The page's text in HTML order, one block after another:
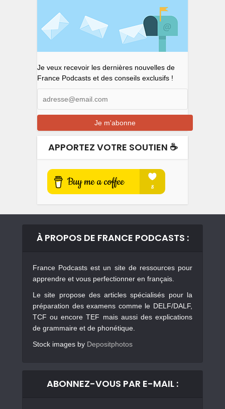
Je veux recevoir les dernières nouvelles de
France Podcasts et des conseils exclusifs !
APPORTEZ VOTRE SOUTIEN ☕️
À PROPOS DE FRANCE PODCASTS :
France Podcasts est un site de ressources pour
apprendre et vous perfectionner en français.
Le site propose des articles spécialisés pour la
préparation des examens comme le DELF/DALF,
TCF ou encore TEF mais aussi des explications
de grammaire et de phonétique.
Stock images by Depositphotos
ABONNEZ-VOUS PAR E-MAIL :